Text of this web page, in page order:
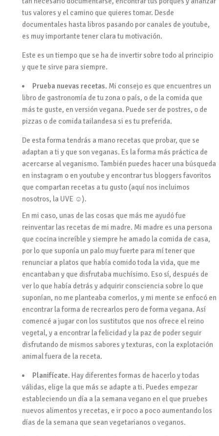
tus valores y el camino que quieres tomar. Desde
documentales hasta libros pasando por canales de youtube,
es muy importante tener clara tu motivación.
Este es un tiempo que se ha de invertir sobre todo al principio
y que te sirve para siempre.
Prueba nuevas recetas.Mi consejo es que encuentres un
libro de gastronomía de tu zona o país, o de la comida que
más te guste, en versión vegana. Puede ser de postres, o de
pizzas o de comida tailandesa si es tu preferida.
De esta forma tendrás a mano recetas que probar, que se
adaptan a ti y que son veganas. Es la forma más práctica de
acercarse al veganismo. También puedes hacer una búsqueda
en instagram o en youtube y encontrar tus bloggers favoritos
que compartan recetas a tu gusto (aquí nos incluimos
nosotros, la UVE ☺).
En mi caso, unas de las cosas que más me ayudó fue
reinventar las recetas de mi madre. Mi madre es una persona
que cocina increíble y siempre he amado la comida de casa,
por lo que suponía un palo muy fuerte para mí tener que
renunciar a platos que había comido toda la vida, que me
encantaban y que disfrutaba muchísimo. Eso sí, después de
ver lo que había detrás y adquirir consciencia sobre lo que
suponían, no me planteaba comerlos, y mi mente se enfocó en
encontrar la forma de recrearlos pero de forma vegana. Así
comencé a jugar con los sustitutos que nos ofrece el reino
vegetal, y a encontrar la felicidad y la paz de poder seguir
disfrutando de mismos sabores y texturas, con la explotación
animal fuera de la receta.
Planifícate. Hay diferentes formas de hacerlo y todas
válidas, elige la que más se adapte a ti. Puedes empezar
estableciendo un día a la semana vegano en el que pruebes
nuevos alimentos y recetas, e ir poco a poco aumentando los
días de la semana que sean vegetarianos o veganos.